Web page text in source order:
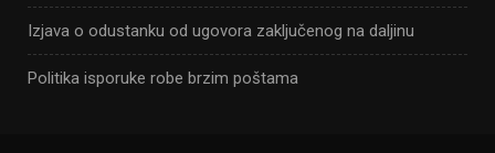
Izjava o odustanku od ugovora zaključenog na daljinu
Politika isporuke robe brzim poštama